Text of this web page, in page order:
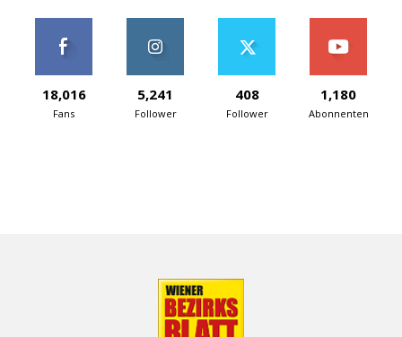
18,016
Fans
5,241
Follower
408
Follower
1,180
Abonnenten